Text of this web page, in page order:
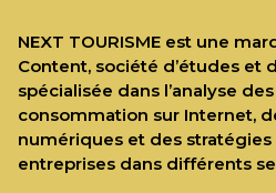
NEXT TOURISME est une
Content, société d’études et
spécialisée dans l’analyse
consommation sur Internet,
numériques et des
entreprises dans différents